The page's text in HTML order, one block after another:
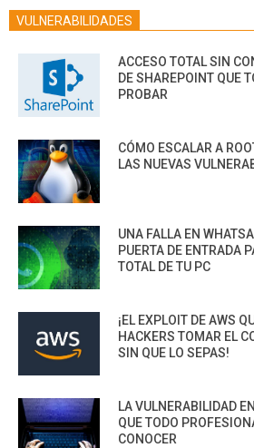
VULNERABILIDADES
ACCESO TOTAL SIN
DE SHAREPOINT QUE
PROBAR
CÓMO ESCALAR A
LAS NUEVAS
UNA FALLA EN
PUERTA DE ENTRADA
TOTAL DE TU PC
¡EL EXPLOIT DE AWS
HACKERS TOMAR EL
SIN QUE LO SEPAS!
LA VULNERABILIDAD
QUE TODO
CONOCER